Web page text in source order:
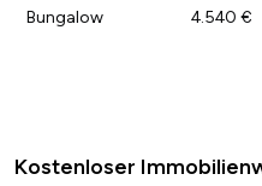
Bungalow 4.540 €
Kostenloser